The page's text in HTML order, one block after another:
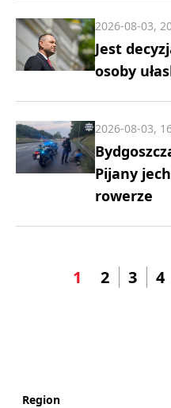
Jest
osoby
2026-08-03,
Pijany
rowerze
2026-08-03,
1 2 3 4
Region